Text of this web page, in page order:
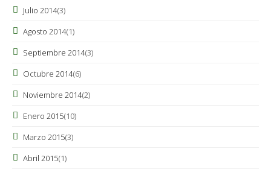
Julio 2014(3)
Agosto 2014(1)
Septiembre 2014(3)
Octubre 2014(6)
Noviembre 2014(2)
Enero 2015(10)
Marzo 2015(3)
Abril 2015(1)